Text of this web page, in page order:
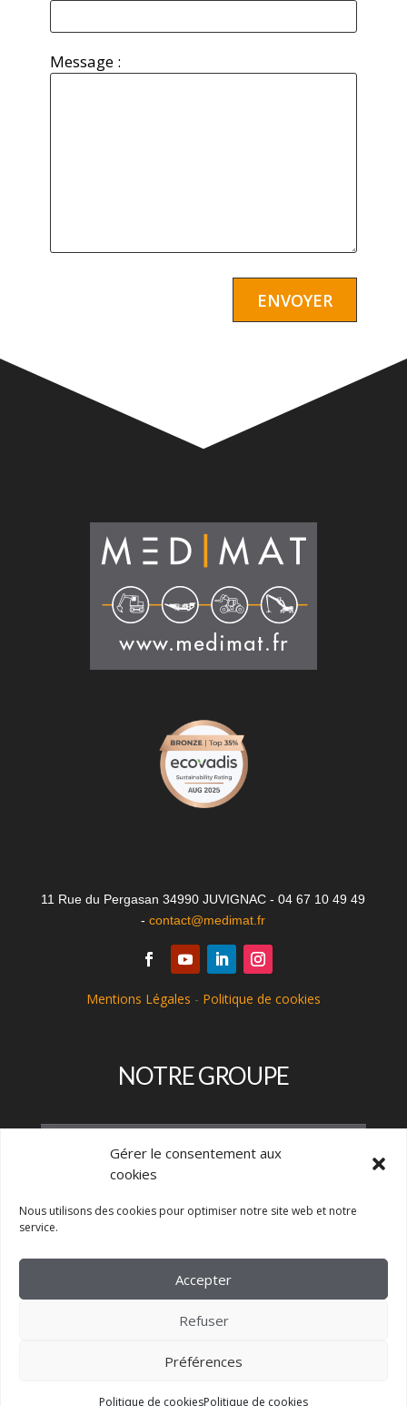
Gérer le consentement aux
cookies
Nous utilisons des cookies pour optimiser notre site web et notre
service.
Accepter
Refuser
Préférences
Politique de cookiesPolitique de cookies
Message :
11 Rue du Pergasan 34990 JUVIGNAC - 04 67 10 49 49
-contact@medimat.fr
Mentions Légales - Politique de cookies
NOTRE GROUPE